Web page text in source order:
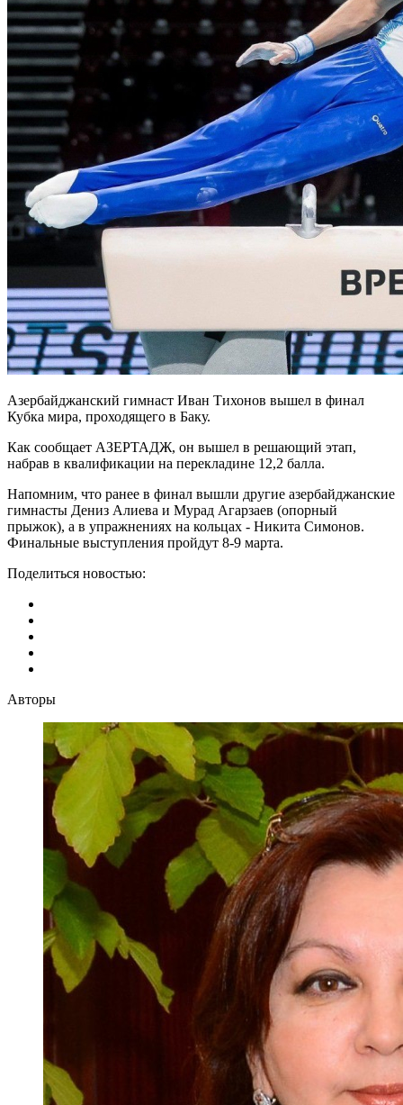
Азербайджанский гимнаст Иван Тихонов вышел в финал
Кубка мира, проходящего в Баку.
Как сообщает АЗЕРТАДЖ, он вышел в решающий этап,
набрав в квалификации на перекладине 12,2 балла.
Напомним, что ранее в финал вышли другие азербайджанские
гимнасты Дениз Алиева и Мурад Агарзаев (опорный
прыжок), а в упражнениях на кольцах - Никита Симонов.
Финальные выступления пройдут 8-9 марта.
Поделиться новостью:
Авторы